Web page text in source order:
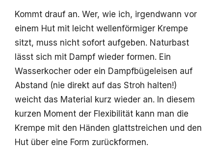
Kommt drauf an. Wer, wie ich, irgendwann vor
einem Hut mit leicht wellenförmiger Krempe
sitzt, muss nicht sofort aufgeben. Naturbast
lässt sich mit Dampf wieder formen. Ein
Wasserkocher oder ein Dampfbügeleisen auf
Abstand (nie direkt auf das Stroh halten!)
weicht das Material kurz wieder an. In diesem
kurzen Moment der Flexibilität kann man die
Krempe mit den Händen glattstreichen und den
Hut über eine Form zurückformen.